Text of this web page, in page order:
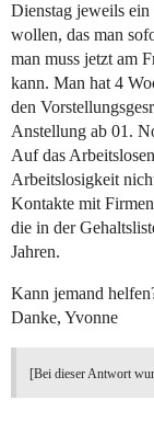
Dienstag jeweils ein
wollen, das man
man muss jetzt am
kann. Man hat 4
den
Anstellung ab 01.
Auf das
Arbeitslosigkeit
Kontakte mit
die in der
Jahren.
Kann jemand
Danke, Yvonne
[Bei dieser Antwort